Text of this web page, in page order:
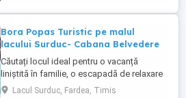
Bora Popas Turistic pe malul
lacului Surduc- Cabana Belvedere
Căutați locul ideal pentru o vacanță
liniștită în familie, o escapadă de relaxare
sau o mică petrecere alături de cei dragi?
Lacul Surduc, Fardea, Timis